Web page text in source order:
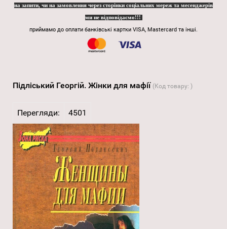
на запити, чи на замовлення через сторінки соціальних мереж та месенджерів
ми не відповідаємо!!!
приймамо до оплати банківські картки VISA, Mastercard та інші.
Підліський Георгій. Жінки для мафії (Код товару: )
Перегляди: 4501